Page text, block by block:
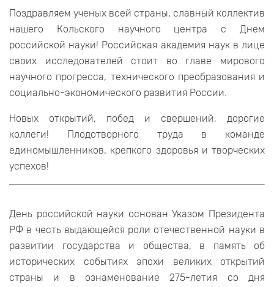
Поздравляем ученых всей страны, славный коллектив
нашего Кольского научного центра с Днем
российской науки! Российская академия наук в лице
своих исследователей стоит во главе мирового
научного прогресса, технического преобразования и
социально-экономического развития России.
Новых открытий, побед и свершений, дорогие
коллеги! Плодотворного труда в команде
единомышленников, крепкого здоровья и творческих
успехов!
День российской науки основан Указом Президента
РФ в честь выдающейся роли отечественной науки в
развитии государства и общества, в память об
исторических событиях эпохи великих открытий
страны и в ознаменование 275-летия со дня